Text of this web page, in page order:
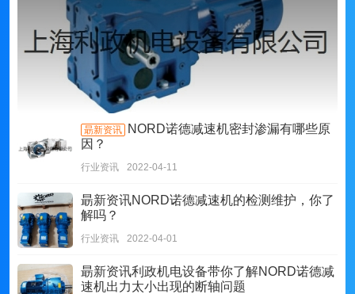
朂新资讯
NORD诺德减速机密封渗漏有哪些原
因？
行业资讯 2022-04-11
朂新资讯NORD诺德减速机的检测维护，你了
解吗？
行业资讯 2022-04-01
朂新资讯利政机电设备带你了解NORD诺德减
速机出力太小出现的断轴问题